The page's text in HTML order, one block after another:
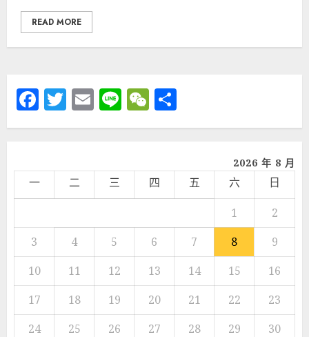
READ MORE
Facebook
Twitter
Email
LineWeChat
享
2026 年 8 月
一 二 三 四 五 六
日
1
2
3
4 5 6 7 8
9
10
11 12 13 14 15
16
17
18 19 20 21 22
23
24
25 26 27 28 29
30